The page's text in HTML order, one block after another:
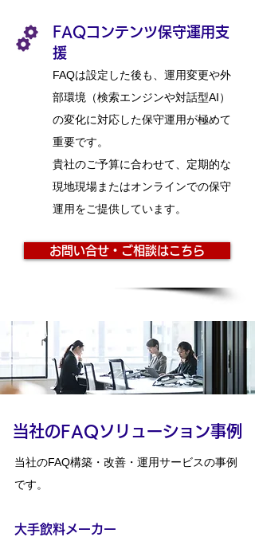
FAQコンテンツ保守運用支
援
FAQは設定した後も、運用変更や外
部環境（検索エンジンや対話型AI）
の変化に対応した保守運用が極めて
重要です。
​貴社のご予算に合わせて、定期的な
現地現場またはオンラインでの保守
運用をご提供しています。
お問い合せ・ご相談はこちら
​当社のFAQソリューション事例
当社のFAQ構築・改善・運用サービスの事例
です。
大手飲料メーカー